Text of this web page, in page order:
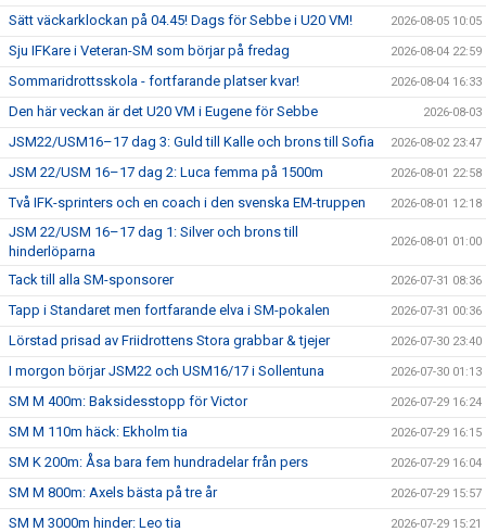
Sätt väckarklockan på 04.45! Dags för Sebbe i U20 VM! 2026-08-05 10:05
Sju IFKare i Veteran-SM som börjar på fredag 2026-08-04 22:59
Sommaridrottsskola - fortfarande platser kvar! 2026-08-04 16:33
Den här veckan är det U20 VM i Eugene för Sebbe 2026-08-03
JSM22/USM16–17 dag 3: Guld till Kalle och brons till Sofia 2026-08-02 23:47
JSM 22/USM 16–17 dag 2: Luca femma på 1500m 2026-08-01 22:58
Två IFK-sprinters och en coach i den svenska EM-truppen 2026-08-01 12:18
JSM 22/USM 16–17 dag 1: Silver och brons till
hinderlöparna
2026-08-01 01:00
Tack till alla SM-sponsorer 2026-07-31 08:36
Tapp i Standaret men fortfarande elva i SM-pokalen 2026-07-31 00:36
Lörstad prisad av Friidrottens Stora grabbar & tjejer 2026-07-30 23:40
I morgon börjar JSM22 och USM16/17 i Sollentuna 2026-07-30 01:13
SM M 400m: Baksidesstopp för Victor 2026-07-29 16:24
SM M 110m häck: Ekholm tia 2026-07-29 16:15
SM K 200m: Åsa bara fem hundradelar från pers 2026-07-29 16:04
SM M 800m: Axels bästa på tre år 2026-07-29 15:57
SM M 3000m hinder: Leo tia 2026-07-29 15:21